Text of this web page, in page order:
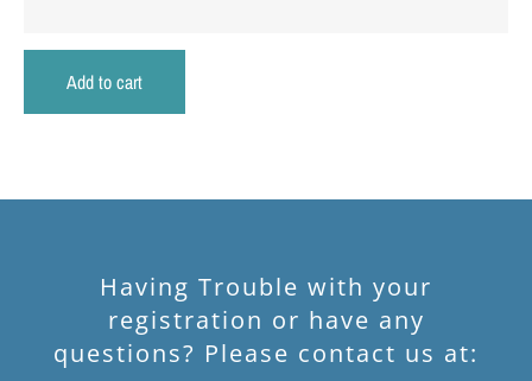
Add to cart
Having Trouble with your
registration or have any
questions? Please contact us at: